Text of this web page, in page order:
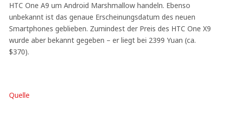
HTC One A9 um Android Marshmallow handeln. Ebenso
unbekannt ist das genaue Erscheinungsdatum des neuen
Smartphones geblieben. Zumindest der Preis des HTC One X9
wurde aber bekannt gegeben – er liegt bei 2399 Yuan (ca.
$370).
Quelle